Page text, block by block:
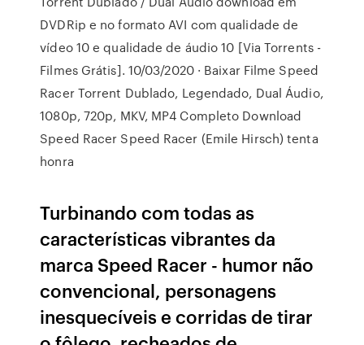
DVDRip e no formato AVI com qualidade de
vídeo 10 e qualidade de áudio 10 [Via Torrents -
Filmes Grátis]. 10/03/2020 · Baixar Filme Speed
Racer Torrent Dublado, Legendado, Dual Áudio,
1080p, 720p, MKV, MP4 Completo Download
Speed Racer Speed Racer (Emile Hirsch) tenta
honra
Turbinando com todas as
características vibrantes da
marca Speed Racer - humor não
convencional, personagens
inesquecíveis e corridas de tirar